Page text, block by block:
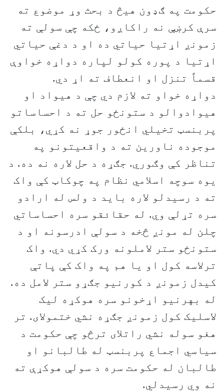
حکومت په ګډون هيڅ د بحث وړ موضوع ته
سرې کرښې نه راکاږو، ځکه چې سولې ته
زمونږ اړتیا حياتي ده او د دغې حياتي
اړتيا د پوره کولو لپاره دواړه خواوې
قسماً تنزل او انعطاف ته اړ دي.
دواړه خواو ته لازم دي چې د هيواد او
هيوادوالو د ستونځو حل ته د احساساتو
پربنسټ تخيلي انځور جوړ نه کړي، بلکې
موجوده ناورين ته د واقعيتونو په
تناظر کې وګوري. جګړه د حل لاره نه ده. د
يوه سوچه اسلامي نظام په چوکاټ کې واک
ته د رسيدلو لاره بايد د ولس له ارادو
سره تړلې وي. له حقائقو سره احساساتي
چلن له مونږ څخه د سولې ادرسونه او د
ستونځو ستر لاملونه ورک کړي دي. واک
ترلاسه کول او يا هم په واک کې پاتې
کيدل زمونږ د کورنيو جګړو ستر لامل ده.
له بهرنیو اړخونو سره هوکړه لیک
لاسلیک کول زمونږ جګړه نشي ختمولای. تر
هغو سوله نشي راتلاى ترڅو چې حکومت د
سياسي اجماع پربنسټ له طالبانو او
طالبان له حکومت سره د سولې هوکړې ته
نه وي رسيدلي.